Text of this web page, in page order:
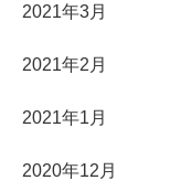
2021年3月
2021年2月
2021年1月
2020年12月